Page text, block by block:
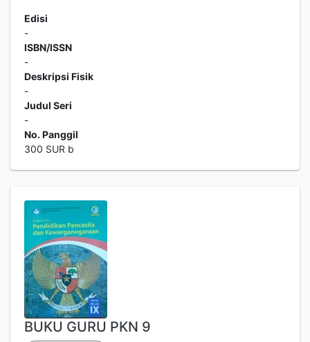
Edisi
-
ISBN/ISSN
-
Deskripsi Fisik
-
Judul Seri
-
No. Panggil
300 SUR b
BUKU GURU PKN 9